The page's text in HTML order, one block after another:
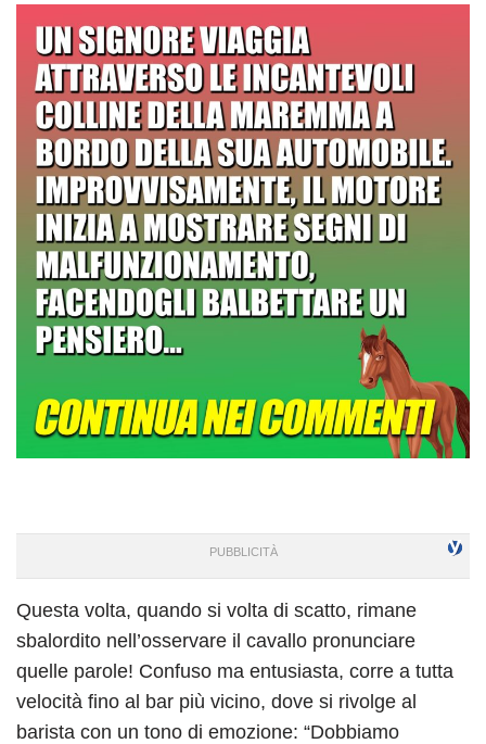
Questa volta, quando si volta di scatto, rimane
sbalordito nell’osservare il cavallo pronunciare
quelle parole! Confuso ma entusiasta, corre a tutta
velocità fino al bar più vicino, dove si rivolge al
barista con un tono di emozione: “Dobbiamo